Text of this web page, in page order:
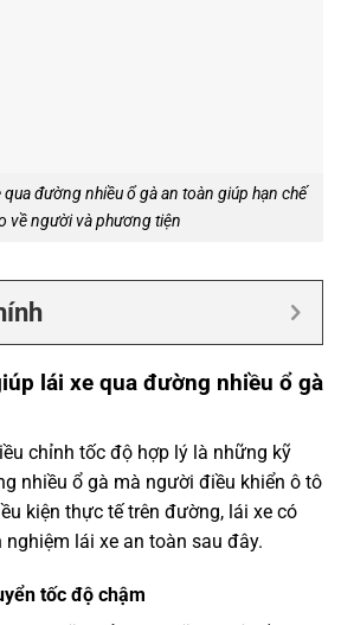
đường nhiều ổ gà an toàn giúp hạn chế
về người và phương tiện
lái xe qua đường nhiều ổ gà
chỉnh tốc độ hợp lý là những kỹ
nhiều ổ gà mà người điều khiển ô tô
kiện thực tế trên đường, lái xe có
lái xe an toàn sau đây.
tốc độ chậm